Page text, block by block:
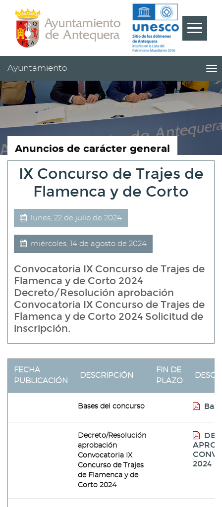
Cabecera
Pie
Menú
???
|
Ayuntamiento
Anuncios de carácter general
IX Concurso de Trajes de
Flamenca y de Corto
lunes, 22 de julio de 2024
miércoles, 14 de agosto de 2024
Convocatoria IX Concurso de Trajes de
Flamenca y de Corto 2024
Decreto/Resolución aprobación
Convocatoria IX Concurso de Trajes de
Flamenca y de Corto 2024 Solicitud de
inscripción.
FECHA
PUBLICACIÓN
DESCRIPCIÓN
FIN DE
PLAZO
Bases del concurso
Decreto/Resolución
aprobación
Convocatoria IX
Concurso de Trajes
de Flamenca y de
Corto 2024
2024